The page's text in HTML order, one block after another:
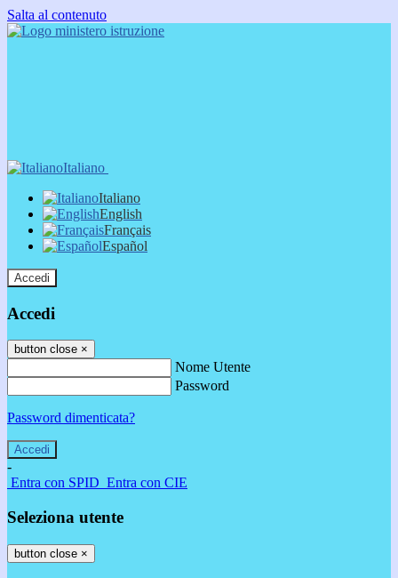
Salta al contenuto
Italiano
Italiano
English
Français
Español
Accedi
Accedi
button close ×
Nome Utente
Password
Password dimenticata?
-
Entra con SPID Entra con CIE
Seleziona utente
button close ×